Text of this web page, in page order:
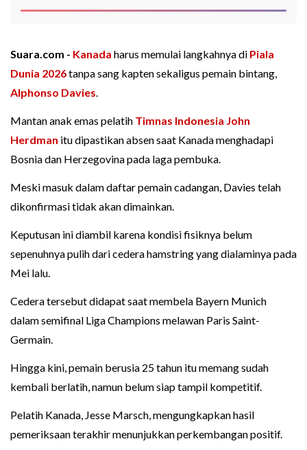
Suara.com - Kanada harus memulai langkahnya di Piala
Dunia 2026tanpa sang kapten sekaligus pemain bintang,
Alphonso Davies.
Mantan anak emas pelatih Timnas Indonesia John
Herdman itu dipastikan absen saat Kanada menghadapi
Bosnia dan Herzegovina pada laga pembuka.
Meski masuk dalam daftar pemain cadangan, Davies telah
dikonfirmasi tidak akan dimainkan.
Keputusan ini diambil karena kondisi fisiknya belum
sepenuhnya pulih dari cedera hamstring yang dialaminya pada
Mei lalu.
Cedera tersebut didapat saat membela Bayern Munich
dalam semifinal Liga Champions melawan Paris Saint-
Germain.
Hingga kini, pemain berusia 25 tahun itu memang sudah
kembali berlatih, namun belum siap tampil kompetitif.
Pelatih Kanada, Jesse Marsch, mengungkapkan hasil
pemeriksaan terakhir menunjukkan perkembangan positif.